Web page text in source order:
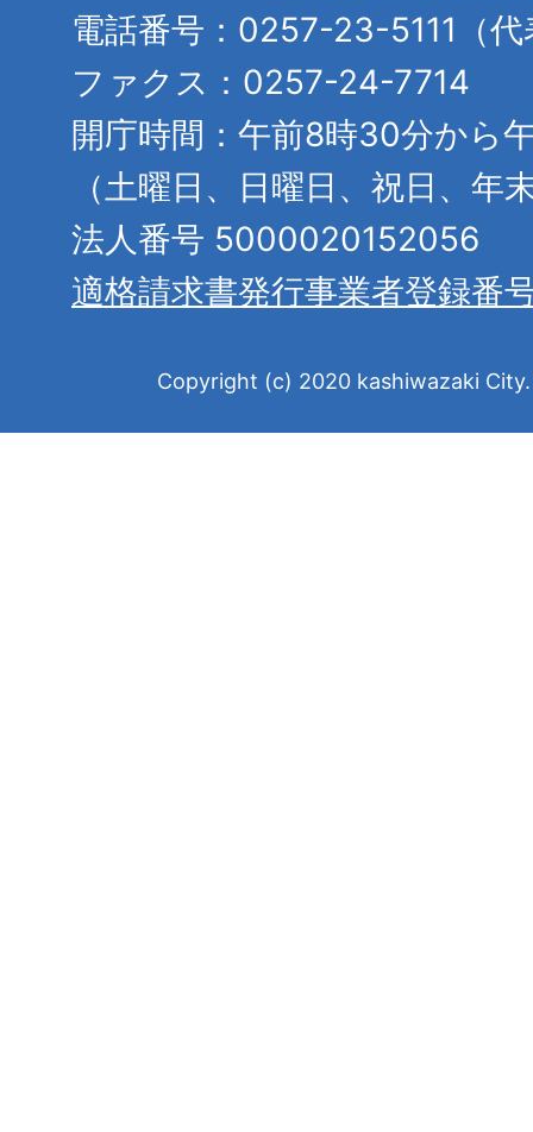
電話番号：0257-23-5111（代
ファクス：0257-24-7714
開庁時間：午前8時30分から
（土曜日、日曜日、祝日、年
法人番号 5000020152056
適格請求書発行事業者登録番
Copyright (c) 2020 kashiwazaki